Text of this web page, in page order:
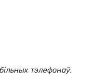
тэлефонаў.